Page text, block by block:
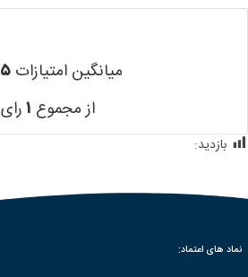
میانگین امتیازات ۵
از مجموع ۱رای
بازدید: